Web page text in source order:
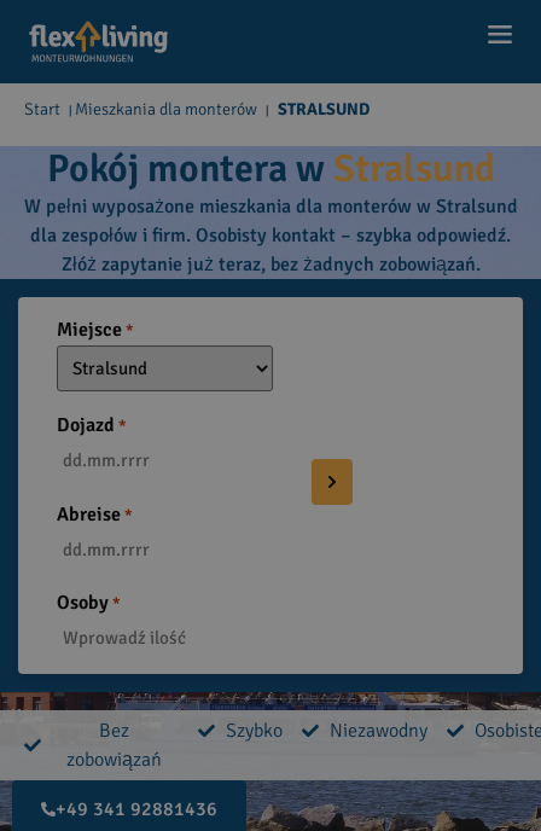
Start Mieszkania dla monterów STRALSUND
Pokój montera w Stralsund
W pełni wyposażone mieszkania dla monterów w Stralsund
dla zespołów i firm. Osobisty kontakt – szybka odpowiedź.
Złóż zapytanie już teraz, bez żadnych zobowiązań.
Miejsce *
Dojazd *
Abreise *
Osoby *
Bez
zobowiązań
Szybko Niezawodny
+49 341 92881436